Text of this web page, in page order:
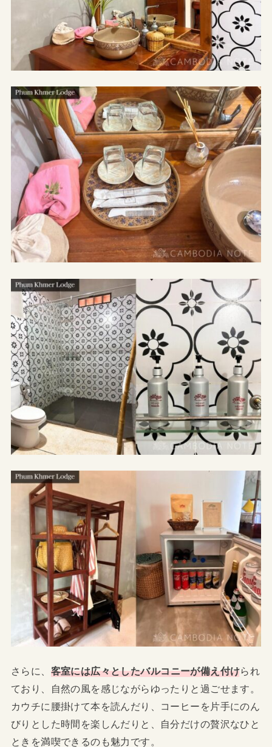
さらに、 客室には広々としたバルコニーが備え付けられ
ており、自然の風を感じながらゆったりと過ごせます。
カウチに腰掛けて本を読んだり、コーヒーを片手にのん
びりとした時間を楽しんだりと、自分だけの贅沢なひと
ときを満喫できるのも魅力です。